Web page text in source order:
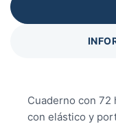
Cuaderno con 72
con elástico y